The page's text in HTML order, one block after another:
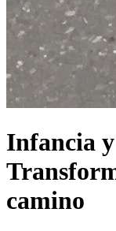
Infancia
camino